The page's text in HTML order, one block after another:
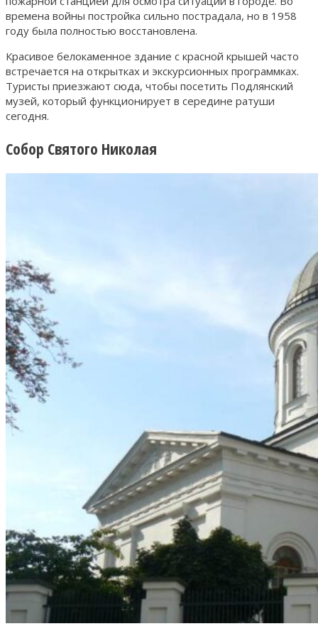
времена войны постройка сильно пострадала, но в 1958
году была полностью восстановлена.
Красивое белокаменное здание с красной крышей часто
встречается на открытках и экскурсионных программках.
Туристы приезжают сюда, чтобы посетить Подлянский
музей, который функционирует в середине ратуши
сегодня.
Собор Святого Николая